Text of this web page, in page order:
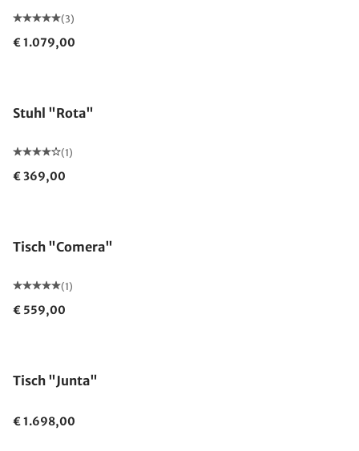
(3)
€ 1.079,00
Stuhl "Rota"
(1)
€ 369,00
Tisch "Comera"
(1)
€ 559,00
Tisch "Junta"
€ 1.698,00